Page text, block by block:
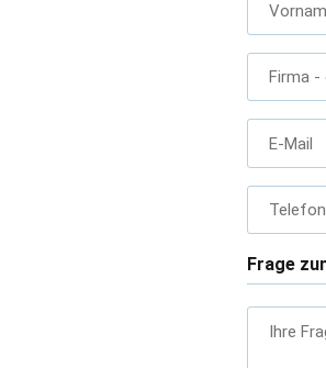
Firma -
E-Mail
Telefon
Frage
Ihre